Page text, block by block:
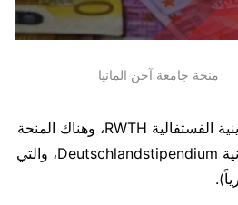
منحة جامعة آخن المانيا
تقدمها الجامعة التقنية الراينية الفستفالية RWTH، وهناك المنحة
التي تقدمها الحكومة الألمانية Deutschlandstipendium، والتي